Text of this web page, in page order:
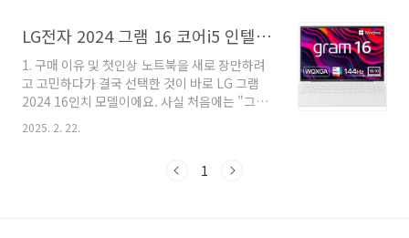
LG전자 2024 그램 16 코어i5 인텔 13세대 사용 후기 장점, 제품 추천
1. 구매 이유 및 첫인상 노트북을 새로 장만하려
고 고민하다가 결국 선택한 것이 바로 LG 그램
2024 16인치 모델이에요. 사실 처음에는 "그램
은 가벼운 게 장점이지 성능은 별로일 것 같다"는
선입견이 있었는데, 요즘은 얘기가 다르더라고
도 훌륭하다는 평이 많아서 고민 끝에 구매했어
2025. 2. 22.
1